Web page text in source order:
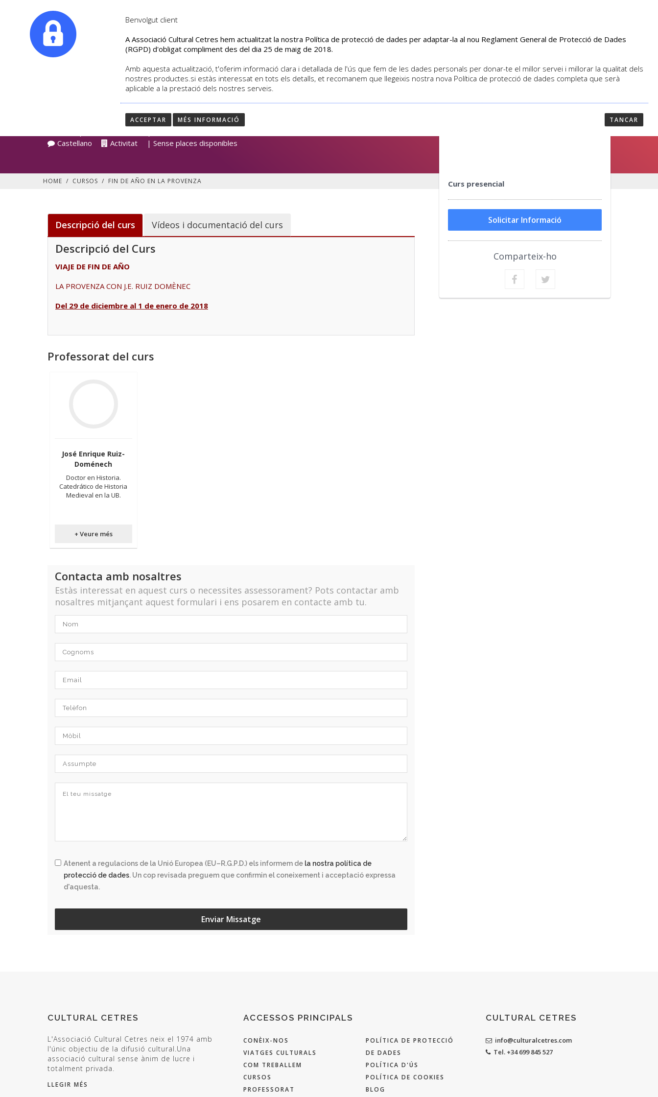
EL CENTRE CURSOS ACTIVITATS ASSOCIATS PROFESSORAT NOTICIES CONTACTAR
FIN DE AÑO EN LA PROVENZA
Castellano
Activitat | Sense places disponibles
HOME / CURSOS / FIN DE AÑO EN LA PROVENZA
Descripció del curs Vídeos i documentació del curs
Descripció del Curs
VIAJE DE FIN DE AÑO
LA PROVENZA CON J.E. RUIZ DOMÈNEC
Del 29 de diciembre al 1 de enero de 2018
Professorat del curs
José Enrique Ruiz-
Doménech
Doctor en Historia.
Catedrático de Historia
Medieval en la UB.
+ Veure més
Contacta amb nosaltres
Estàs interessat en aquest curs o necessites assessorament? Pots contactar amb
nosaltres mitjançant aquest formulari i ens posarem en contacte amb tu.
Atenent a regulacions de la Unió Europea (EU–R.G.P.D.) els informem de la nostra política de
protecció de dades. Un cop revisada preguem que confirmin el coneixement i acceptació expressa
d'aquesta.
Enviar Missatge
Curs presencial
Solicitar Informació
Comparteix-ho
CULTURAL CETRES
L'Associació Cultural Cetres neix el 1974 amb
l'únic objectiu de la difusió cultural.Una
associació cultural sense ànim de lucre i
totalment privada.
LLEGIR MÉS
ACCESSOS PRINCIPALS
CONÈIX-NOS
VIATGES CULTURALS
COM TREBALLEM
CURSOS
PROFESSORAT
POLÍTICA DE PROTECCIÓ
DE DADES
POLÍTICA D'ÚS
POLÍTICA DE COOKIES
BLOG
CULTURAL CETRES
info@culturalcetres.com
Tel. +34 699 845 527
Benvolgut client
A Associació Cultural Cetres hem actualitzat la nostra Política de protecció de dades per adaptar-la al nou Reglament General de Protecció de Dades
(RGPD) d'obligat compliment des del dia 25 de maig de 2018.
Amb aquesta actualització, t'oferim informació clara i detallada de l'ús que fem de les dades personals per donar-te el millor servei i millorar la qualitat dels
nostres productes.si estàs interessat en tots els detalls, et recomanem que llegeixis nostra nova Política de protecció de dades completa que serà
aplicable a la prestació dels nostres serveis.
ACCEPTAR MÉS INFORMACIÓ TANCAR